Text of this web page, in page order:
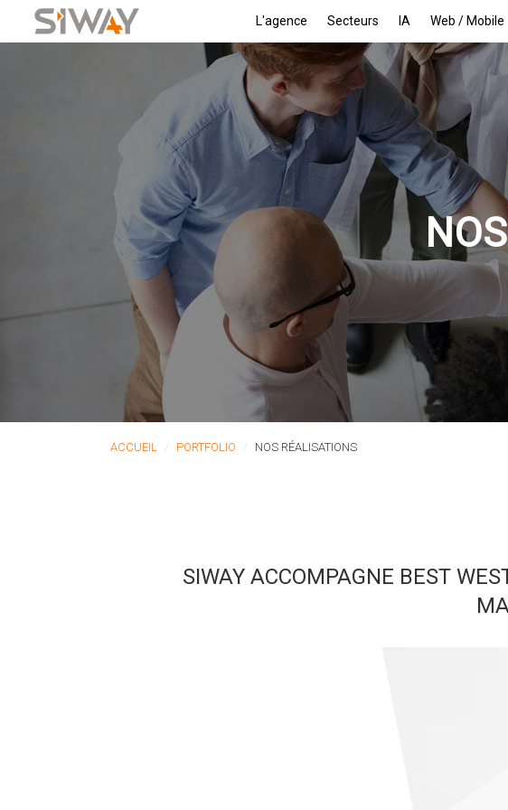
L'agence Secteurs IA Web / Mobile
ACCUEIL PORTFOLIO NOS RÉALISATIONS
SIWAY ACCOMPAGNE BEST